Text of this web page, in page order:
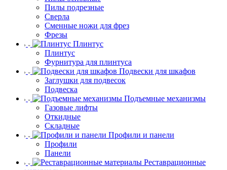
Пилы подрезные
Сверла
Сменные ножи для фрез
Фрезы
Плинтус
Плинтус
Фурнитура для плинтуса
Подвески для шкафов
Заглушки для подвесок
Подвеска
Подъемные механизмы
Газовые лифты
Откидные
Складные
Профили и панели
Профили
Панели
Реставрационные